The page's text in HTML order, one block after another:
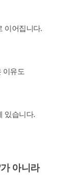
이어집니다.
이유도
있습니다.
아니라